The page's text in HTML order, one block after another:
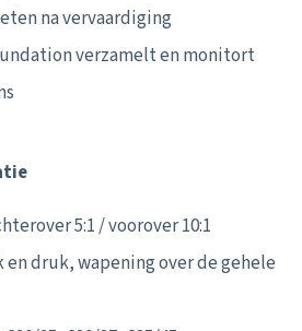
na vervaardiging
verzamelt en monitort
5:1 / voorover 10:1
druk, wapening over de gehele